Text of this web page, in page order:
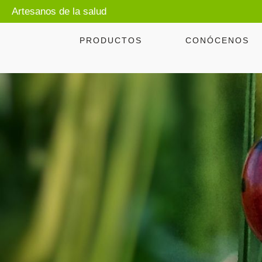
Artesanos de la salud
PRODUCTOS CONÓCENOS